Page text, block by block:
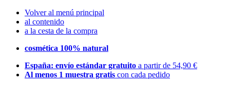
Volver al menú principal
al contenido
a la cesta de la compra
cosmética 100% natural
España: envío estándar gratuito a partir de 54,90 €
Al menos 1 muestra gratis con cada pedido